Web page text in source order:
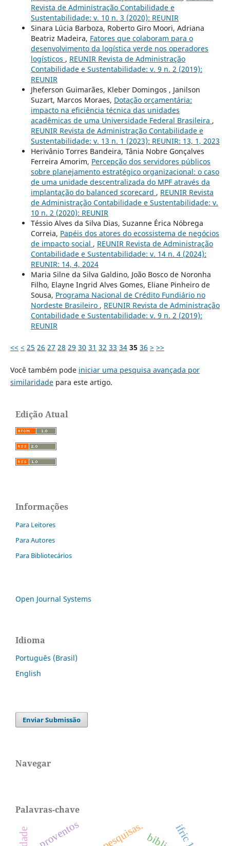
Revista de Administração Contabilidade e
Sustentabilidade: v. 10 n. 3 (2020): REUNIR
Sinara Lúcia Barboza, Roberto Giro Moori, Adriana
Beatriz Madeira, Fatores que colaboram para o
desenvolvimento da logística verde nos operadores
logísticos , REUNIR Revista de Administração
Contabilidade e Sustentabilidade: v. 9 n. 2 (2019):
REUNIR
Jheferson Guimarães, Kleber Domingos , Janilson
Suzart, Marcos Moraes, Dotação orçamentária:
impacto na eficiência técnica das unidades
acadêmicas de uma Universidade Federal Brasileira ,
REUNIR Revista de Administração Contabilidade e
Sustentabilidade: v. 13 n. 1 (2023): REUNIR: 13, 1, 2023
Herivânio Torres Bandeira, Tânia Nobre Gonçalves
Ferreira Amorim, Percepção dos servidores públicos
sobre planejamento estratégico organizacional: o caso
de uma unidade descentralizada do MPF através da
implantação do balanced scorecard , REUNIR Revista
de Administração Contabilidade e Sustentabilidade: v.
10 n. 2 (2020): REUNIR
Téssio Alves da Silva Dias, Suzanne Érica Nóbrega
Correia, Papéis dos atores do ecossistema de negócios
de impacto social , REUNIR Revista de Administração
Contabilidade e Sustentabilidade: v. 14 n. 4 (2024):
REUNIR: 14, 4, 2024
Maria Silne da Silva Galdino, João Bosco de Noronha
Filho, Elayne Ingrid Alves Gomes, Eliane Pinheiro de
Sousa, Programa Nacional de Crédito Fundiário no
Nordeste Brasileiro , REUNIR Revista de Administração
Contabilidade e Sustentabilidade: v. 9 n. 2 (2019):
REUNIR
<< < 25 26 27 28 29 30 31 32 33 34 35 36 > >>
Você também pode iniciar uma pesquisa avançada por
similaridadepara este artigo.
Edição Atual
Informações
Para Leitores
Para Autores
Para Bibliotecários
Open Journal Systems
Idioma
Português (Brasil)
English
Enviar Submissão
Navegar
Palavras-chave
pesquisas. ifric 13
proventos